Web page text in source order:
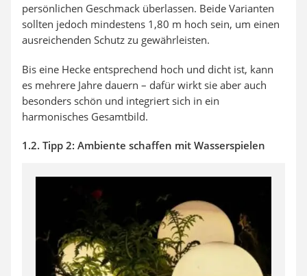
persönlichen Geschmack überlassen. Beide Varianten
sollten jedoch mindestens 1,80 m hoch sein, um einen
ausreichenden Schutz zu gewährleisten.
Bis eine Hecke entsprechend hoch und dicht ist, kann
es mehrere Jahre dauern – dafür wirkt sie aber auch
besonders schön und integriert sich in ein
harmonisches Gesamtbild.
1.2. Tipp 2: Ambiente schaffen mit Wasserspielen